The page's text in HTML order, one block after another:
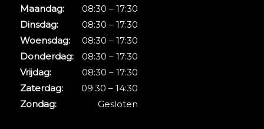
Maandag:
08:30 – 17:30
Dinsdag:
08:30 – 17:30
Woensdag:
08:30 – 17:30
Donderdag:
08:30 – 17:30
Vrijdag:
08:30 – 17:30
Zaterdag:
09:30 – 14:30
Zondag:
Gesloten